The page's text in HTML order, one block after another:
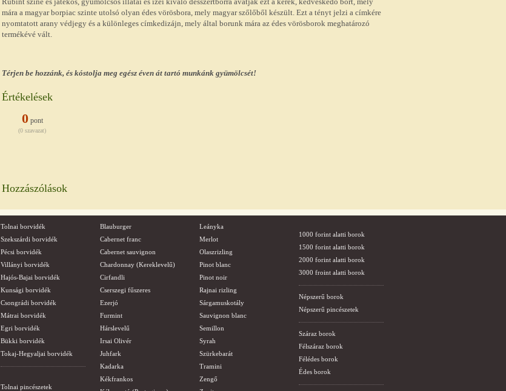
mára a magyar borpiac szinte utolsó olyan édes vörösbora, mely magyar szőlőből készült. Ezt a tényt jelzi a címkére
nyomtatott arany védjegy és a különleges címkedizájn, mely által borunk mára az édes vörösborok meghatározó
termékévé vált.
Térjen be hozzánk, és kóstolja meg egész éven át tartó munkánk gyümölcsét!
Értékelések
0pont
(0 szavazat)
Hozzászólások
Tolnai borvidék
Szekszárdi borvidék
Pécsi borvidék
Villányi borvidék
Hajós-Bajai borvidék
Kunsági borvidék
Csongrádi borvidék
Mátrai borvidék
Egri borvidék
Bükki borvidék
Tokaj-Hegyaljai borvidék
Tolnai pincészetek
Blauburger
Cabernet franc
Cabernet sauvignon
Chardonnay (Kereklevelű)
Cirfandli
Cserszegi fűszeres
Ezerjó
Furmint
Hárslevelű
Irsai Olivér
Juhfark
Kadarka
Kékfrankos
Leányka
Merlot
Olaszrizling
Pinot blanc
Pinot noir
Rajnai rizling
Sárgamuskotály
Sauvignon blanc
Semillon
Syrah
Szürkebarát
Tramini
Zengő
1000 forint alatti borok
1500 forint alatti borok
2000 forint alatti borok
3000 froint alatti borok
Népszerű borok
Népszerű pincészetek
Száraz borok
Félszáraz borok
Félédes borok
Édes borok